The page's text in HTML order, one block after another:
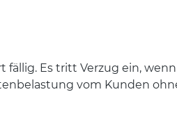
fällig. Es tritt Verzug ein,
vom Kunden